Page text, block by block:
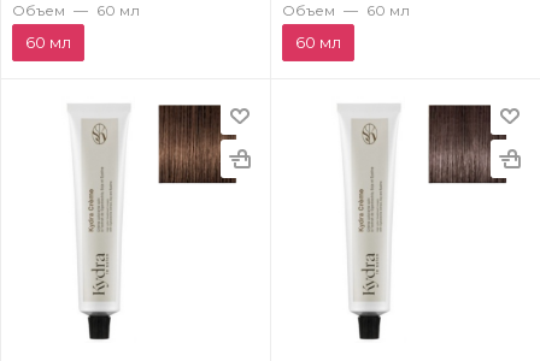
Объем — 60 мл
60 мл
Объем — 60 мл
60 мл